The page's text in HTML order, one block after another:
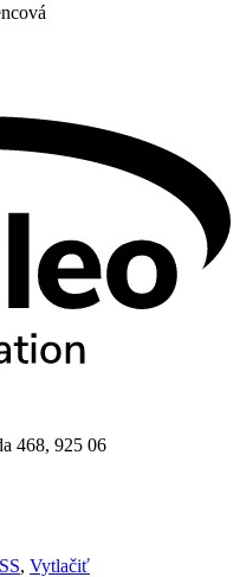
468, 925 06
, Vytlačiť